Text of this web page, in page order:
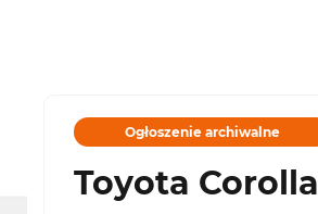
Ogłoszenie archiwalne
Toyota Corolla